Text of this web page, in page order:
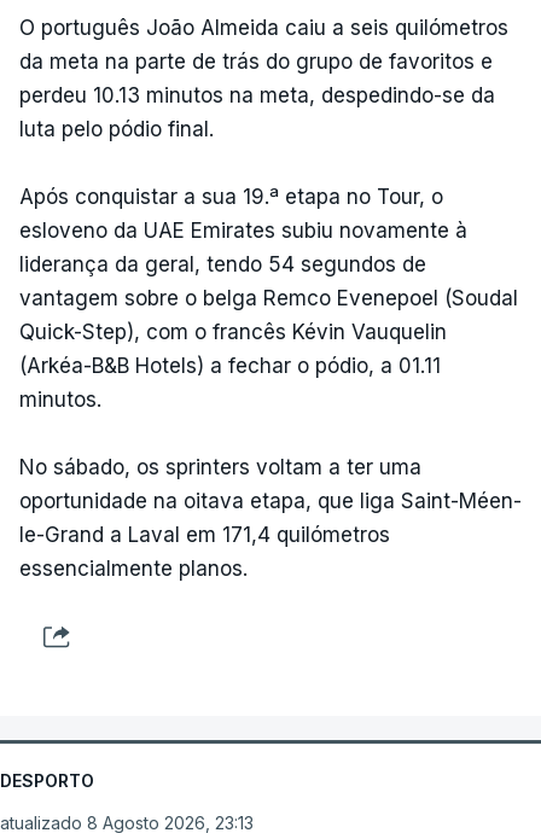
O português João Almeida caiu a seis quilómetros
da meta na parte de trás do grupo de favoritos e
perdeu 10.13 minutos na meta, despedindo-se da
luta pelo pódio final.
Após conquistar a sua 19.ª etapa no Tour, o
esloveno da UAE Emirates subiu novamente à
liderança da geral, tendo 54 segundos de
vantagem sobre o belga Remco Evenepoel (Soudal
Quick-Step), com o francês Kévin Vauquelin
(Arkéa-B&B Hotels) a fechar o pódio, a 01.11
minutos.
No sábado, os sprinters voltam a ter uma
oportunidade na oitava etapa, que liga Saint-Méen-
le-Grand a Laval em 171,4 quilómetros
essencialmente planos.
DESPORTO
atualizado 8 Agosto 2026, 23:13